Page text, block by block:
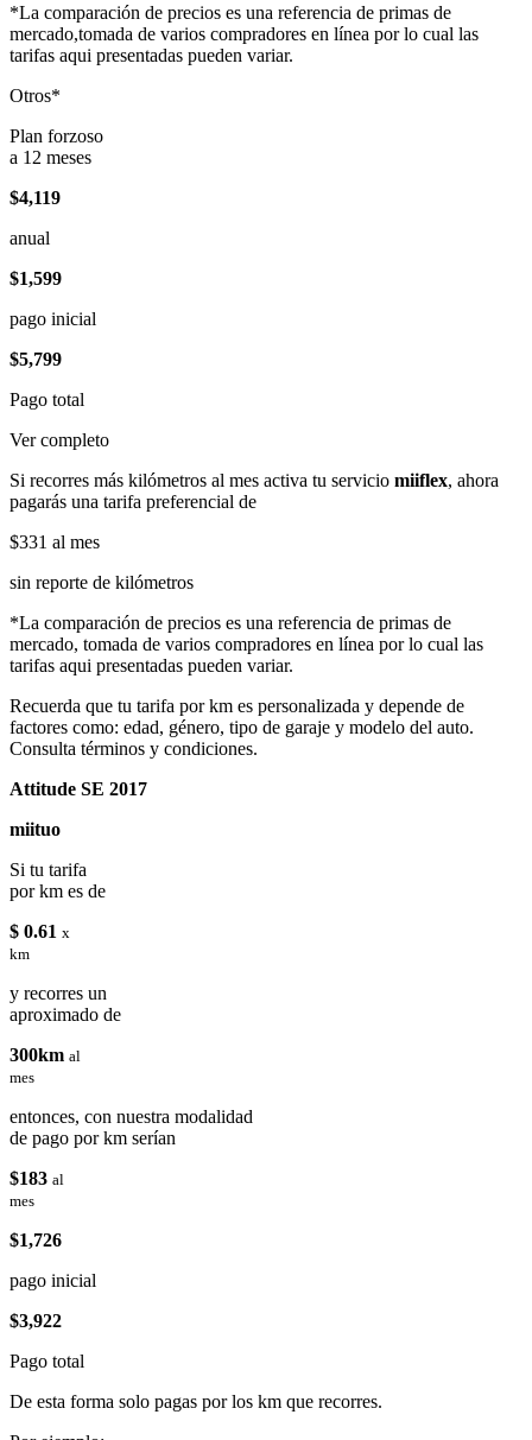
*La comparación de precios es una referencia de primas de
mercado,tomada de varios compradores en línea por lo cual las
tarifas aqui presentadas pueden variar.
Otros*
Plan forzoso
a 12 meses
$4,119
anual
$1,599
pago inicial
$5,799
Pago total
Ver completo
Si recorres más kilómetros al mes activa tu servicio miiflex, ahora
pagarás una tarifa preferencial de
$331 al mes
sin reporte de kilómetros
*La comparación de precios es una referencia de primas de
mercado, tomada de varios compradores en línea por lo cual las
tarifas aqui presentadas pueden variar.
Recuerda que tu tarifa por km es personalizada y depende de
factores como: edad, género, tipo de garaje y modelo del auto.
Consulta términos y condiciones.
Attitude SE 2017
miituo
Si tu tarifa
por km es de
$ 0.61 x
km
y recorres un
aproximado de
300km al
mes
entonces, con nuestra modalidad
de pago por km serían
$183 al
mes
$1,726
pago inicial
$3,922
Pago total
De esta forma solo pagas por los km que recorres.